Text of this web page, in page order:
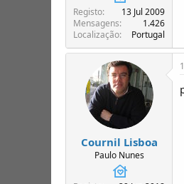
Registo
13 Jul 2009
Mensagens
1.426
Localização
Portugal
Cournil Lisboa
Paulo Nunes